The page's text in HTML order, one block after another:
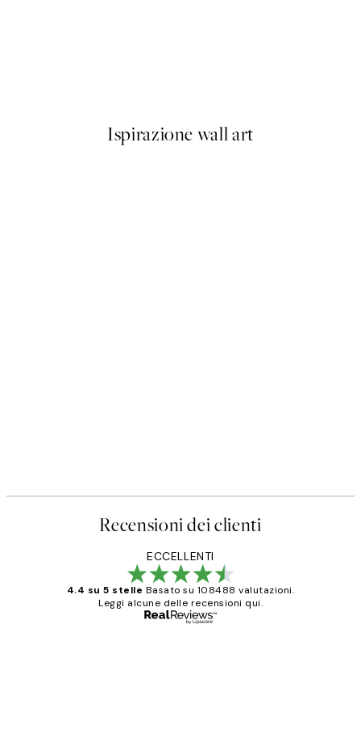
Ispirazione wall art
Recensioni dei clienti
ECCELLENTI
4.4 su 5 stelle Basato su 108488 valutazioni.
Leggi alcune delle recensioni qui.